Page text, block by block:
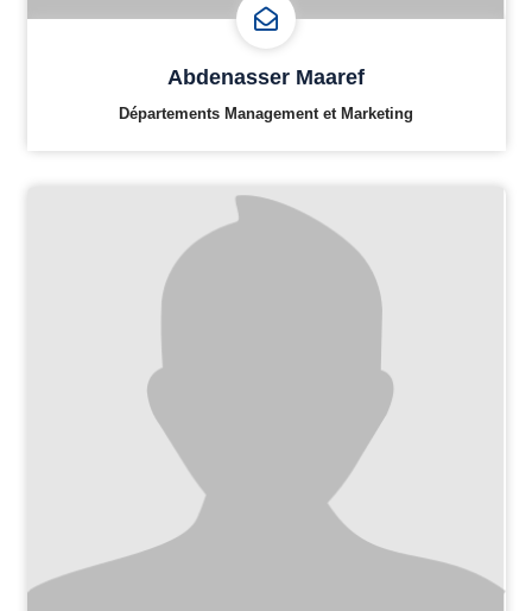
Abdenasser Maaref
Départements Management et Marketing